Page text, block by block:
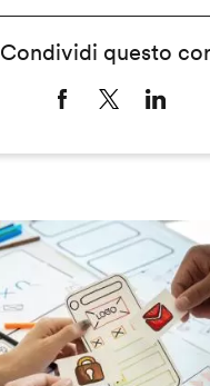
Condividi questo